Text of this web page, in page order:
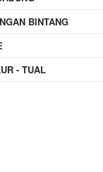
BINTANG
- TUAL